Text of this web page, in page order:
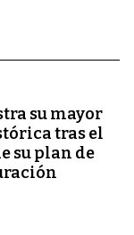
su mayor
tras el
su plan de